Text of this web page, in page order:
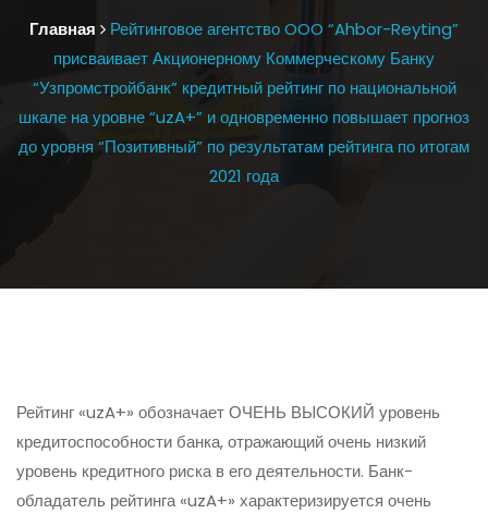
Главная
Рейтинговое агентство OOO “Ahbor-Reyting”
присваивает Акционерному Коммерческому Банку
“Узпромстройбанк” кредитный рейтинг по национальной
шкале на уровне “uzA+” и одновременно повышает прогноз
до уровня “Позитивный” по результатам рейтинга по итогам
2021 года
Рейтинг «uzA+» обозначаетОЧЕНЬ ВЫСОКИЙ уровень
кредитоспособности банка, отражающий очень низкий
уровень кредитного риска в его деятельности. Банк-
обладатель рейтинга «uzA+» характеризируется очень